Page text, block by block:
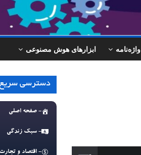
واژه‌نامه ابزارهای هوش مصنوعی
دسترسی
- صفحه اصلی
- سبک زندگی
- اقتصاد و تجارت